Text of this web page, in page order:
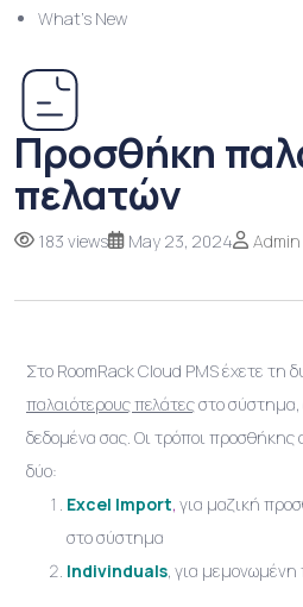
What’s New
Προσθήκη
πελατών
183 views May 23, 2024 Admin
Στο RoomRack Cloud PMS έχετε τη
παλαιότερους πελάτεςστο σύστημα,
δεδομένα σας. Οι τρόποι προσθήκης
δύο:
Excel Import, για μαζική
στο σύστημα
Indivinduals, για